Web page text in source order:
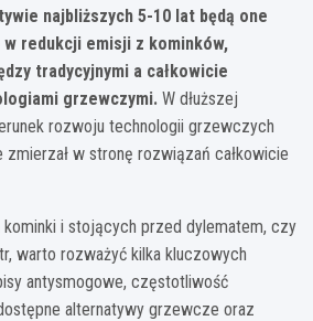
najbliższych 5-10 lat będą one
redukcji emisji z kominków,
tradycyjnymi a całkowicie
grzewczymi. W dłuższej
rozwoju technologii grzewczych
w stronę rozwiązań całkowicie
kominki i stojących przed dylematem, czy
warto rozważyć kilka kluczowych
antysmogowe, częstotliwość
alternatywy grzewcze oraz